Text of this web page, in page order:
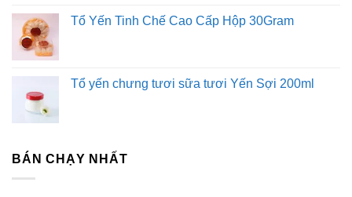
Tổ Yến Tinh Chế Cao Cấp Hộp 30Gram
Tổ yến chưng tươi sữa tươi Yến Sợi 200ml
BÁN CHẠY NHẤT